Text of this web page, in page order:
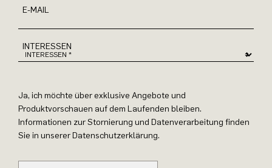
E-MAIL
INTERESSEN
Ja, ich möchte über exklusive Angebote und
Produktvorschauen auf dem Laufenden bleiben.
Informationen zur Stornierung und Datenverarbeitung finden
Sie in unserer Datenschutzerklärung.